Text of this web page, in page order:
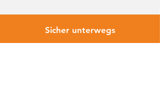
Sicher unterwegs